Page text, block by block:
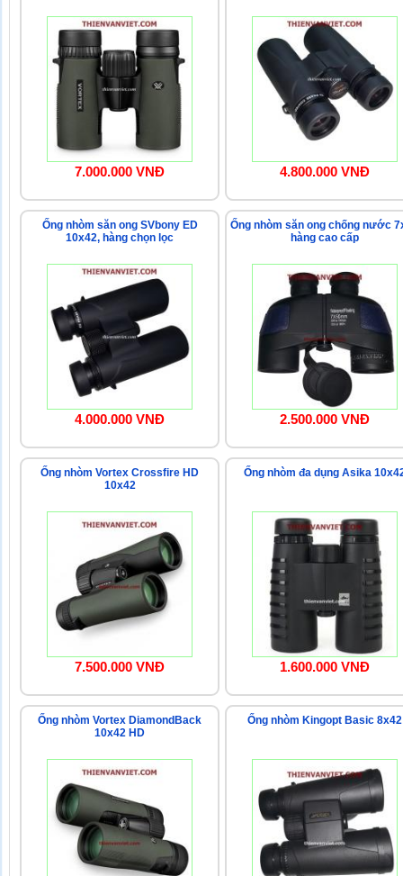
7.000.000 VNĐ 4.800.000 VNĐ
Ống nhòm săn ong SVbony ED
10x42, hàng chọn lọc
4.000.000 VNĐ
Ống nhòm săn ong chống nước
hàng cao cấp
2.500.000 VNĐ
Ống nhòm Vortex Crossfire HD
10x42
7.500.000 VNĐ
Ống nhòm đa dụng Asika
1.600.000 VNĐ
Ống nhòm Vortex DiamondBack
10x42 HD
Ống nhòm Kingopt Basic 8x42